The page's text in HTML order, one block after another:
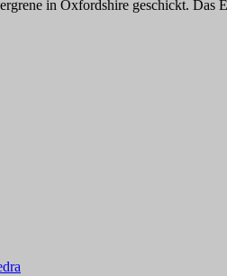
in Oxfordshire geschickt. Das